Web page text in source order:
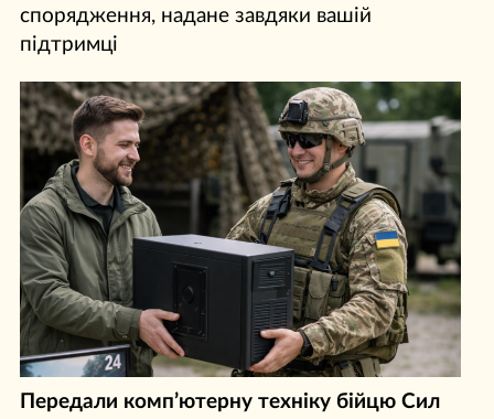
спорядження, надане завдяки вашій
підтримці
Передали комп’ютерну техніку бійцю Сил